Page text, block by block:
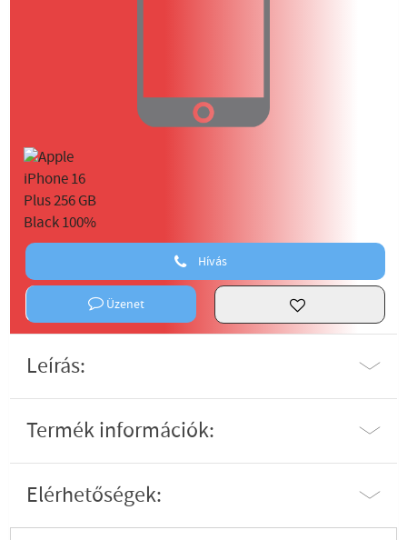
Hívás
Üzenet
Leírás:
Termék információk:
Elérhetőségek: